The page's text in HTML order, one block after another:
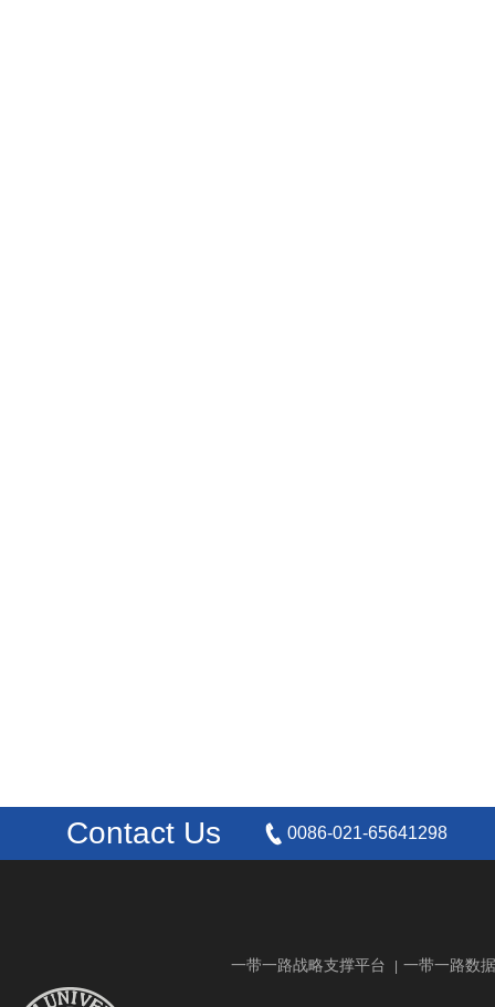
Contact Us 0086-021-65641298
一带一路战略支撑平台 一带一路数